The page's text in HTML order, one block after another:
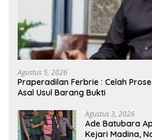
Agustus 5, 2026
Praperadilan Ferbrie : Celah
Asal Usul Barang Bukti
Agustus 3, 2026
Ade Batubara
Kejari Madina,